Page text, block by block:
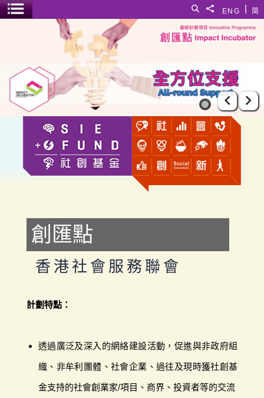
简
ENG
分享給
搜尋
選單開關
香港社會服務聯會
上一張
下
創匯點
香港社會服務聯會
計劃特點：
透過廣泛及深入的網絡建設活動，促進與非政府組
織、非牟利團體、社會企業、過往及現時獲社創基
金支持的社會創業家/項目、商界、投資者等的交流